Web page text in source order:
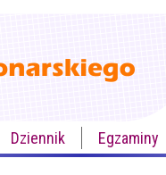
Dziennik Egzaminy